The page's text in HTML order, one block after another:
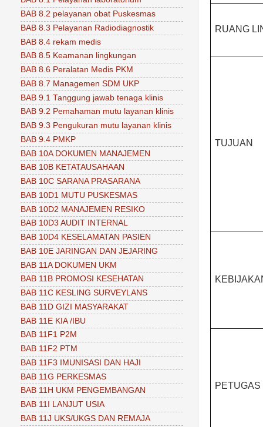
RUANG
TUJUAN
PETUGAS
BAB 8.2 pelayanan obat Puskesmas
BAB 8.3 Pelayanan Radiodiagnostik
BAB 8.4 rekam medis
BAB 8.5 Keamanan lingkungan
BAB 8.6 Peralatan Medis PKM
BAB 8.7 Managemen SDM UKP
BAB 9.1 Tanggung jawab tenaga klinis
BAB 9.2 Pemahaman mutu layanan klinis
BAB 9.3 Pengukuran mutu layanan klinis
BAB 9.4 PMKP
BAB 10A DOKUMEN MANAJEMEN
BAB 10B KETATAUSAHAAN
BAB 10C SARANA PRASARANA
BAB 10D1 MUTU PUSKESMAS
BAB 10D2 MANAJEMEN RESIKO
BAB 10D3 AUDIT INTERNAL
BAB 10D4 KESELAMATAN PASIEN
BAB 10E JARINGAN DAN JEJARING
BAB 11A DOKUMEN UKM
BAB 11B PROMOSI KESEHATAN
BAB 11C KESLING SURVEYLANS
BAB 11D GIZI MASYARAKAT
BAB 11E KIA /IBU
BAB 11F1 P2M
BAB 11F2 PTM
BAB 11F3 IMUNISASI DAN HAJI
BAB 11G PERKESMAS
BAB 11H UKM PENGEMBANGAN
BAB 11I LANJUT USIA
BAB 11J UKS/UKGS DAN REMAJA